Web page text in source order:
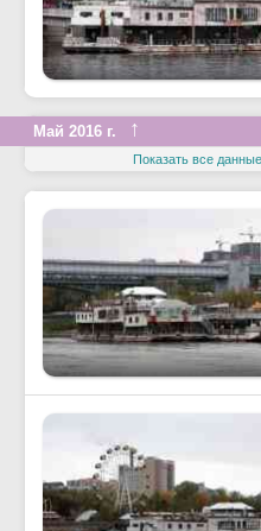
Май 2016 г. ↑
Показать все данные